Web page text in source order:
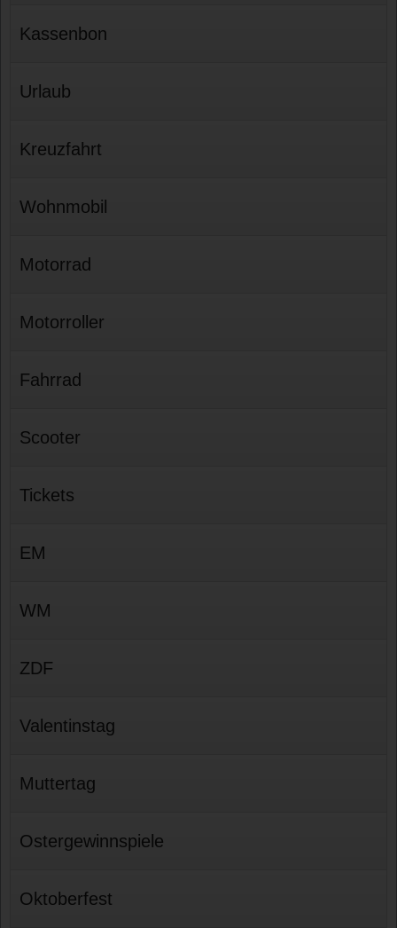
Kassenbon
Urlaub
Kreuzfahrt
Wohnmobil
Motorrad
Motorroller
Fahrrad
Scooter
Tickets
EM
WM
ZDF
Valentinstag
Muttertag
Ostergewinnspiele
Oktoberfest